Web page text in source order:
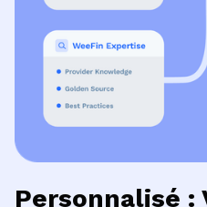
Personnalisé :